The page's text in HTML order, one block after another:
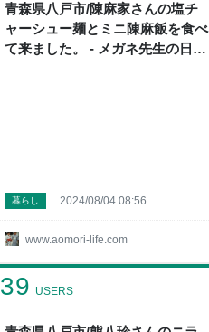
青森県八戸市/陳麻家さんの塩チ
ャーシュー麺とミニ陳麻飯を食べ
て来ました。 - メガネ先生の日記
www.aomori-life.com
暮らし 2024/08/04 08:56
39 USERS